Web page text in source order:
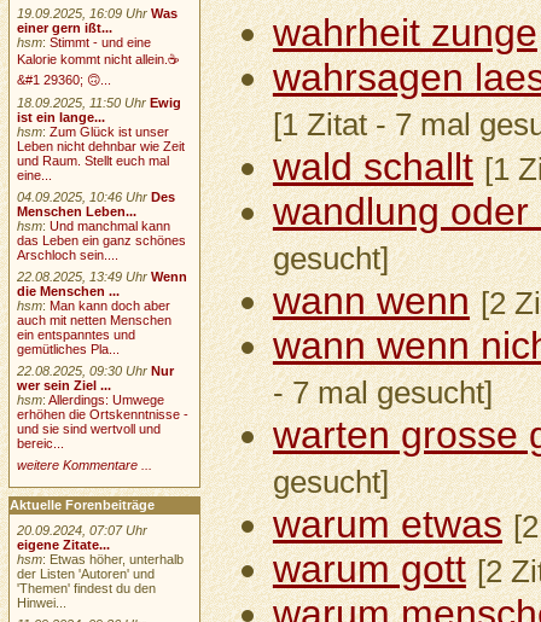
wahrheit zunge
wahrsagen
[1 Zitat - 7 mal
wald schallt [1
wandlung
gesucht]
wann wenn [2
wann wenn
- 7 mal gesucht]
warten grosse
gesucht]
warum etwas
warum gott [2
19.09.2025, 16:09 Uhr Was
einer gern ißt...
hsm:Stimmt - und eine
Kalorie kommt nicht allein.☕
&#1 29360; 🙃...
18.09.2025, 11:50 Uhr Ewig
ist ein lange...
hsm:Zum Glück ist unser
Leben nicht dehnbar wie Zeit
und Raum. Stellt euch mal
eine...
04.09.2025, 10:46 Uhr Des
Menschen Leben...
hsm:Und manchmal kann
das Leben ein ganz schönes
Arschloch sein....
22.08.2025, 13:49 Uhr Wenn
die Menschen ...
hsm:Man kann doch aber
auch mit netten Menschen
ein entspanntes und
gemütliches Pla...
22.08.2025, 09:30 Uhr Nur
wer sein Ziel ...
hsm:Allerdings: Umwege
erhöhen die Ortskenntnisse -
und sie sind wertvoll und
bereic...
weitere Kommentare ...
Aktuelle Forenbeiträge
20.09.2024, 07:07 Uhr
eigene Zitate...
hsm: Etwas höher, unterhalb
der Listen 'Autoren' und
'Themen' findest du den
Hinwei...